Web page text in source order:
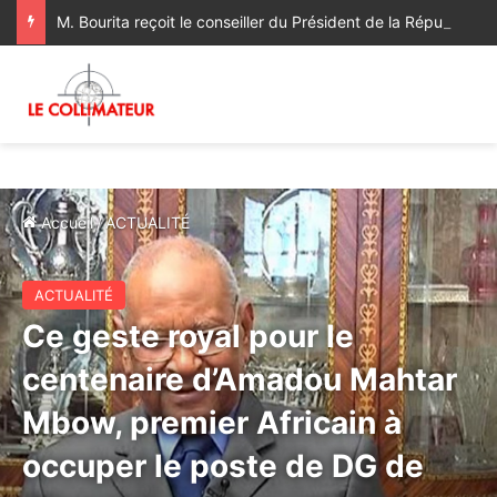
Accueil/ACTUALITÉ
ACTUALITÉ
Ce geste royal pour le
centenaire d’Amadou Mahtar
Mbow, premier Africain à
occuper le poste de DG de